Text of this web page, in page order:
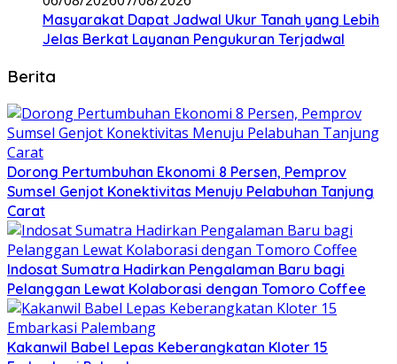
Masyarakat Dapat Jadwal Ukur Tanah yang Lebih
Jelas Berkat Layanan Pengukuran Terjadwal
Berita
Dorong Pertumbuhan Ekonomi 8 Persen, Pemprov
Sumsel Genjot Konektivitas Menuju Pelabuhan Tanjung
Carat
Indosat Sumatra Hadirkan Pengalaman Baru bagi
Pelanggan Lewat Kolaborasi dengan Tomoro Coffee
Kakanwil Babel Lepas Keberangkatan Kloter 15